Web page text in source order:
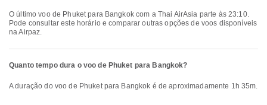
O último voo de Phuket para Bangkok com a Thai AirAsia parte às 23:10.
Pode consultar este horário e comparar outras opções de voos disponíveis
na Airpaz.
Quanto tempo dura o voo de Phuket para Bangkok?
A duração do voo de Phuket para Bangkok é de aproximadamente 1h 35m.